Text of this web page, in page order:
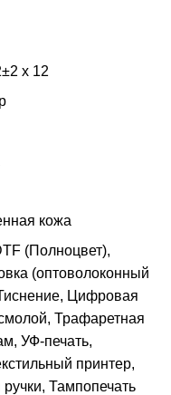
х 12
кожа
(Полноцвет),
(оптоволоконный
Цифровая
Трафаретная
УФ-печать,
принтер,
Тампопечать